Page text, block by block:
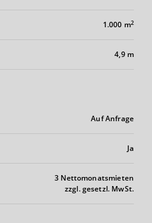
1.000 m2
4,9 m
Auf Anfrage
Ja
3 Nettomonatsmieten
zzgl. gesetzl. MwSt.